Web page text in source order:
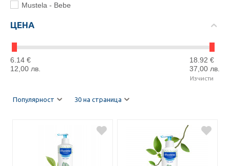
Mustela - Bebe
ЦЕНА
6.14 €
12,00 лв.
18.92 €
37,00 лв.
Изчисти
Популярност 30 на страница